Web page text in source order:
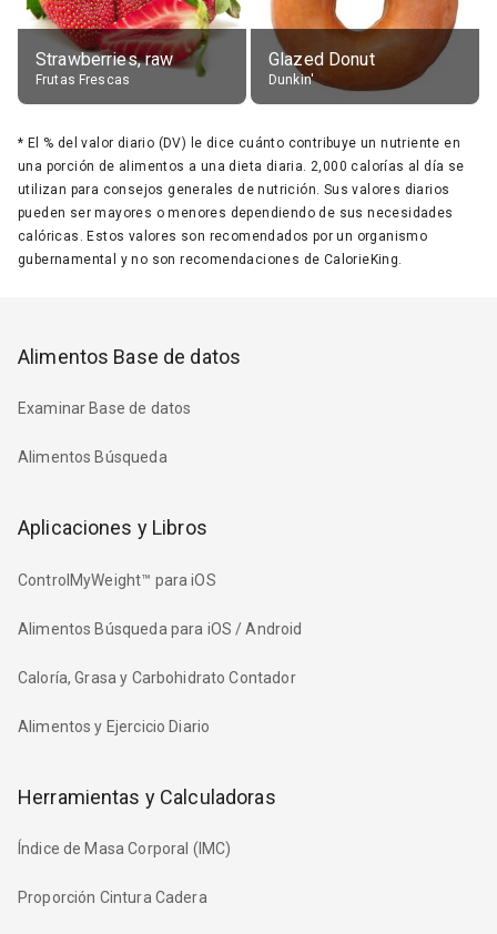
Strawberries, raw
Frutas Frescas
Glazed Donut
Dunkin'
* El % del valor diario (DV) le dice cuánto contribuye un nutriente en
una porción de alimentos a una dieta diaria. 2,000 calorías al día se
utilizan para consejos generales de nutrición. Sus valores diarios
pueden ser mayores o menores dependiendo de sus necesidades
calóricas. Estos valores son recomendados por un organismo
gubernamental y no son recomendaciones de CalorieKing.
Alimentos Base de datos
Examinar Base de datos
Alimentos Búsqueda
Aplicaciones y Libros
ControlMyWeight™ para iOS
Alimentos Búsqueda para iOS / Android
Caloría, Grasa y Carbohidrato Contador
Alimentos y Ejercicio Diario
Herramientas y Calculadoras
Índice de Masa Corporal (IMC)
Proporción Cintura Cadera